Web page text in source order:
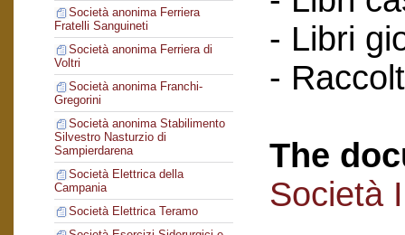
Società anonima Ferriera
Fratelli Sanguineti
Società anonima Ferriera di
Voltri
Società anonima Franchi-
Gregorini
Società anonima Stabilimento
Silvestro Nasturzio di
Sampierdarena
Società Elettrica della
Campania
Società Elettrica Teramo
- Libri
-
The
Società